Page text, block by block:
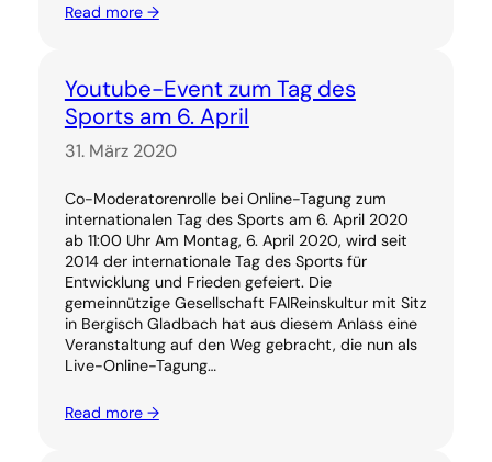
Read more →
Youtube-Event zum Tag des
Sports am 6. April
31. März 2020
Co-Moderatorenrolle bei Online-Tagung zum
internationalen Tag des Sports am 6. April 2020
ab 11:00 Uhr Am Montag, 6. April 2020, wird seit
2014 der internationale Tag des Sports für
Entwicklung und Frieden gefeiert. Die
gemeinnützige Gesellschaft FAIReinskultur mit Sitz
in Bergisch Gladbach hat aus diesem Anlass eine
Veranstaltung auf den Weg gebracht, die nun als
Live-Online-Tagung…
Read more →